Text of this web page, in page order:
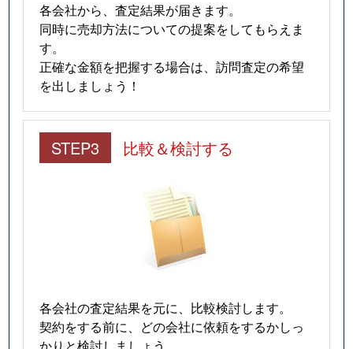
各会社から、査定結果が届きます。
同時に売却方法についての提案をしてもらえま
す。
正確な金額を把握する場合は、訪問査定の希望
を出しましょう！
STEP3 比較＆検討する
各会社の査定結果を元に、比較検討します。
契約をする前に、どの会社に依頼をするかしっ
かりと検討しましょう。